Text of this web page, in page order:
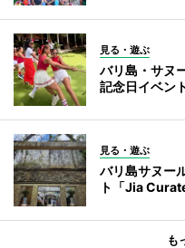
見る・遊ぶ
バリ島・サヌ
記念日イベン
見る・遊ぶ
バリ島サヌー
ト「Jia
も